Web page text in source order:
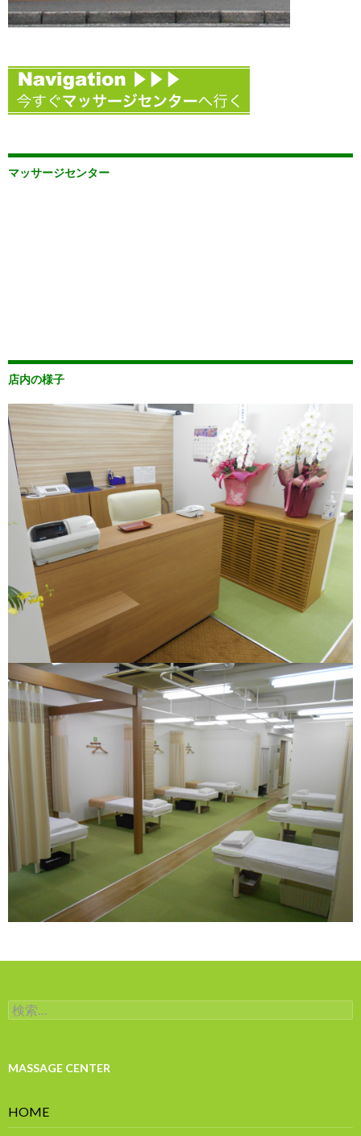
マッサージセンター
店内の様子
検
索:
MASSAGE CENTER
HOME